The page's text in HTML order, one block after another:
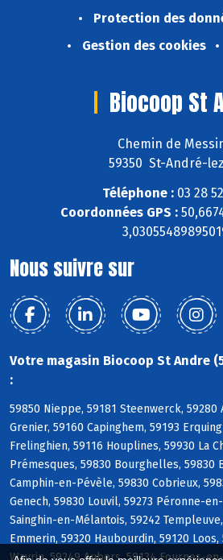
Protection des
Gestion des cookies
Biocoop St
Chemin de
59350 St-André-
Téléphone :03 28
Coordonnées GPS :
Nous suivre sur
Votre magasin Biocoop St Andre
:
59850 Nieppe, 59181 Steenwerck,
Grenier, 59160 Capinghem, 59193
Frelinghien, 59116 Houplines, 59930 La
Prémesques, 59830 Bourghelles, 59830
Camphin-en-Pévèle, 59830 Cobrieux,
Genech, 59830 Louvil, 59273 Péronne-
Sainghin-en-Mélantois, 59242
Emmerin, 59320 Haubourdin, 59120 Loos,